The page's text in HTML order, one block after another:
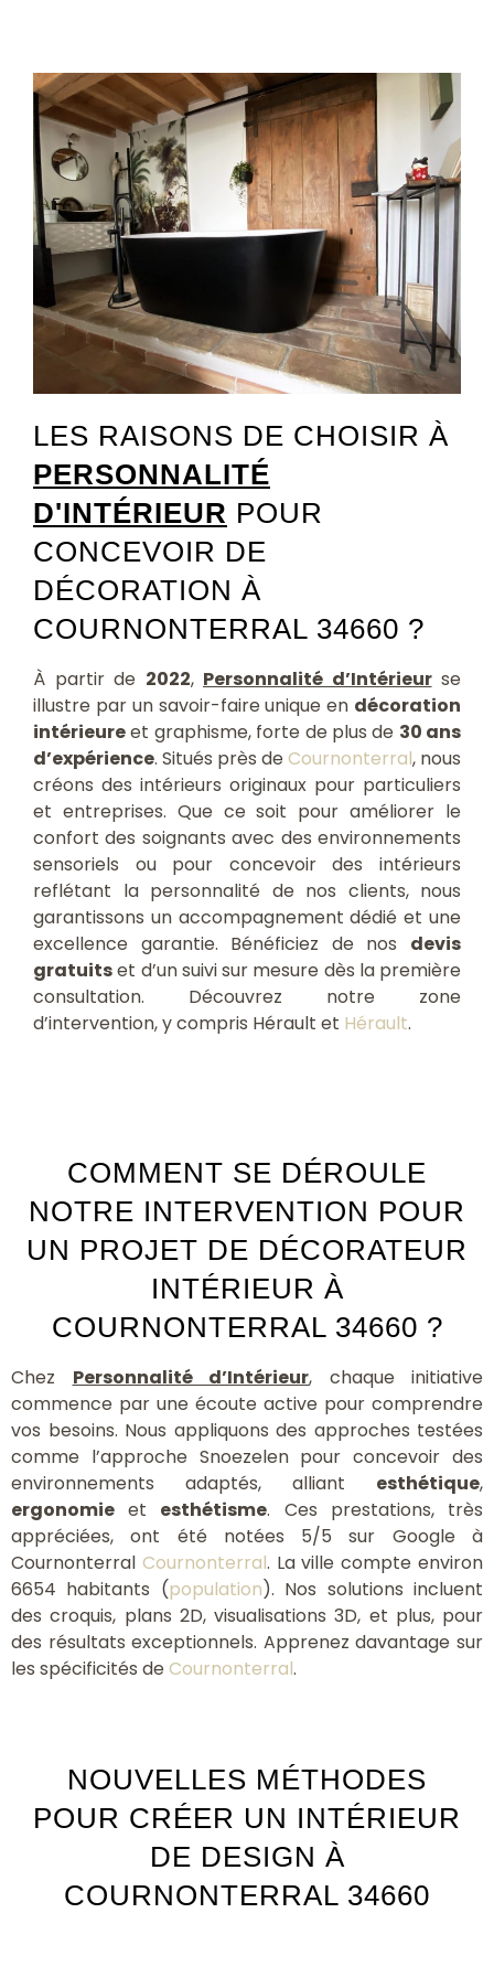
LES RAISONS DE CHOISIR À
PERSONNALITÉ
D'INTÉRIEUR POUR
CONCEVOIR DE
DÉCORATION À
COURNONTERRAL 34660 ?
À partir de 2022, Personnalité d’Intérieurse
illustre par un savoir-faire unique en décoration
intérieureet graphisme, forte de plus de 30 ans
d’expérience. Situés près deCournonterral, nous
créons des intérieurs originaux pour particuliers
et entreprises. Que ce soit pour améliorer le
confort des soignants avec des environnements
sensoriels ou pour concevoir des intérieurs
reflétant la personnalité de nos clients, nous
garantissons un accompagnement dédié et une
excellence garantie. Bénéficiez de nos devis
gratuitset d’un suivi sur mesure dès la première
consultation. Découvrez notre zone
d’intervention, y compris Hérault et Hérault.
COMMENT SE DÉROULE
NOTRE INTERVENTION POUR
UN PROJET DE DÉCORATEUR
INTÉRIEUR À
COURNONTERRAL 34660 ?
Chez Personnalité d’Intérieur, chaque initiative
commence par une écoute active pour comprendre
vos besoins. Nous appliquons des approches testées
comme l’approche Snoezelen pour concevoir des
environnements adaptés, alliant esthétique,
ergonomie et esthétisme. Ces prestations, très
appréciées, ont été notées 5/5 sur Google à
Cournonterral Cournonterral. La ville compte environ
6654 habitants (population). Nos solutions incluent
des croquis, plans 2D, visualisations 3D, et plus, pour
des résultats exceptionnels. Apprenez davantage sur
les spécificités deCournonterral.
NOUVELLES MÉTHODES
POUR CRÉER UN INTÉRIEUR
DE DESIGN À
COURNONTERRAL 34660